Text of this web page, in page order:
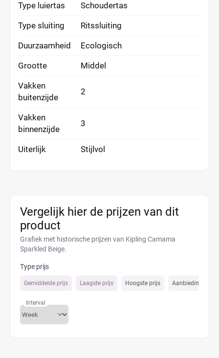
Type luiertas Schoudertas
Type sluiting Ritssluiting
Duurzaamheid Ecologisch
Grootte Middel
Vakken
buitenzijde
2
Vakken
binnenzijde
3
Uiterlijk Stijlvol
Vergelijk hier de prijzen van dit
product
Grafiek met historische prijzen van Kipling Camama
Sparkled Beige.
Type prijs
Gemiddelde prijs Laagste prijs Hoogste prijs Aanbiedings prijs
Interval